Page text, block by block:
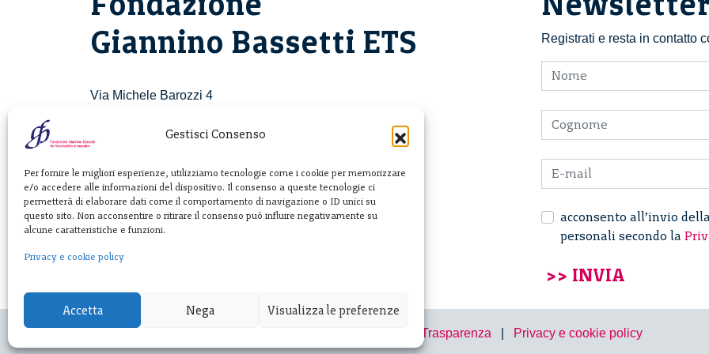
Gestisci Consenso
Per fornire le migliori esperienze, utilizziamo tecnologie come i cookie per memorizzare
e/o accedere alle informazioni del dispositivo. Il consenso a queste tecnologie ci
permetterà di elaborare dati come il comportamento di navigazione o ID unici su
questo sito. Non acconsentire o ritirare il consenso può influire negativamente su
alcune caratteristiche e funzioni.
Privacy e cookie policy
Accetta Nega Visualizza le preferenze
Registrati e resta in contatto
acconsento all’invio
personali secondo la
Giannino Bassetti ETS
Via Michele Barozzi 4
T. +39 02 781933
info@fondazionebassetti.org
p.i. 12520270153
Trasparenza Privacy e cookie policy